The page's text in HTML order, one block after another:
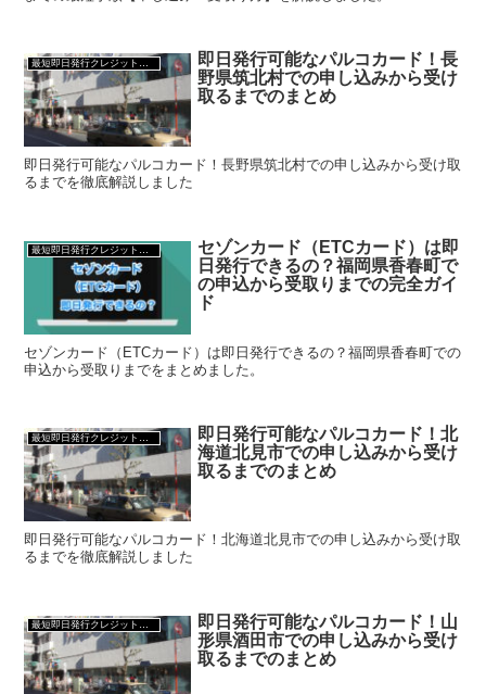
即日発行可能なパルコカード！長
野県筑北村での申し込みから受け
取るまでのまとめ
即日発行可能なパルコカード！長野県筑北村での申し込みから受け取
るまでを徹底解説しました
最短即日発行クレジットカード
セゾンカード（ETCカード）は即
日発行できるの？福岡県香春町で
の申込から受取りまでの完全ガイ
ド
セゾンカード（ETCカード）は即日発行できるの？福岡県香春町での
申込から受取りまでをまとめました。
即日発行可能なパルコカード！北
海道北見市での申し込みから受け
取るまでのまとめ
即日発行可能なパルコカード！北海道北見市での申し込みから受け取
るまでを徹底解説しました
最短即日発行クレジットカード
即日発行可能なパルコカード！山
形県酒田市での申し込みから受け
取るまでのまとめ